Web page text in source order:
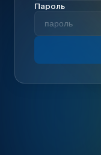
Пароль